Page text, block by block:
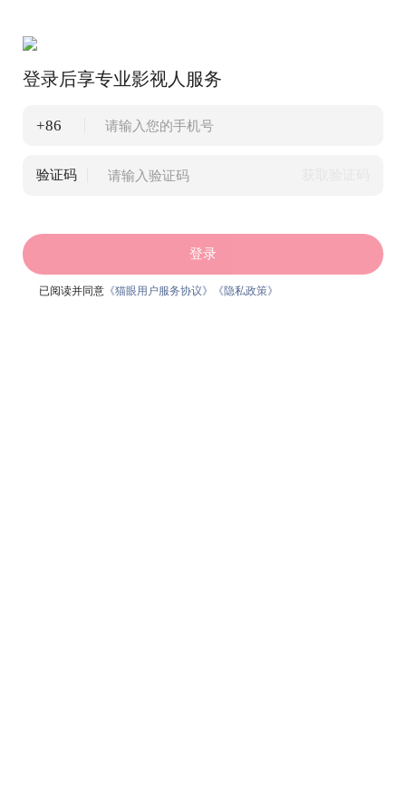
登录后享专业影视人服务
+86
验证码
登录
已阅读并同意 《猫眼用户服务协议》 《隐私政策》